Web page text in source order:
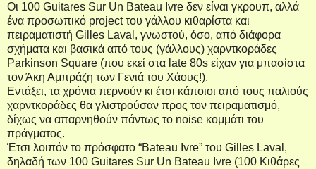
Οι 100 Guitares Sur Un Bateau Ivre δεν είναι γκρουπ, αλλά
ένα προσωπικό project του γάλλου κιθαρίστα και
πειραματιστή Gilles Laval , γνωστού, όσο, από διάφορα
σχήματα και βασικά από τους (γάλλους) χαρντκοράδες
Parkinson Square (που εκεί στα late 80s είχαν για μπασίστα
τον Άκη Αμπράζη των Γενιά του Χάους!).
Εντάξει, τα χρόνια περνούν κι έτσι κάποιοι από τους παλιούς
χαρντκοράδες θα γλιστρούσαν προς τον πειραματισμό,
δίχως να απαρνηθούν πάντως το noise κομμάτι του
πράγματος.
Έτσι λοιπόν το πρόσφατο “Bateau Ivre” του Gilles Laval ,
δηλαδή των 100 Guitares Sur Un Bateau Ivre (100 Κιθάρες